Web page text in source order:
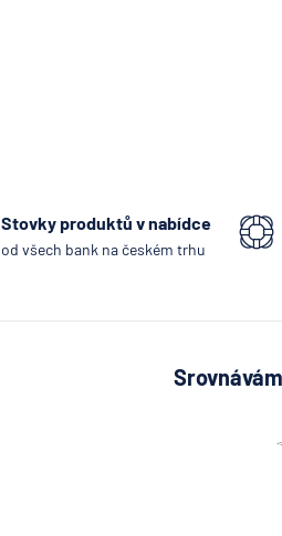
Stovky produktů v nabídce
od všech bank na českém trhu